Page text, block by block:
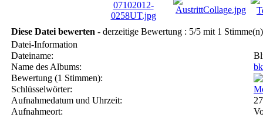
Diese Datei bewerten - derzeitige Bewertung : 5/5 mit 1 Stimme(n)
Datei-Information
Dateiname:
Name des Albums:
bk
Bewertung (1 Stimmen):
Schlüsselwörter:
Aufnahmedatum und Uhrzeit:
Aufnahmeort: